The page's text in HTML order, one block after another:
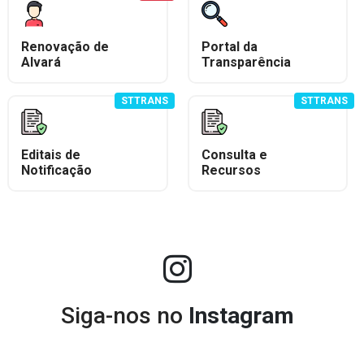
Renovação de
Alvará
Portal da
Transparência
Editais de
Notificação
STTRANS
Consulta e
Recursos
STTRANS
Siga-nos no Instagram